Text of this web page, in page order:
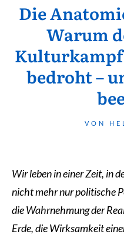
Die
Warum
Kulturkampf
bedroht –
VON
Wir leben in einer Zeit, in
nicht mehr nur politische
die Wahrnehmung der
Erde, die Wirksamkeit